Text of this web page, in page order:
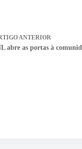
ANTERIOR
abre as portas à